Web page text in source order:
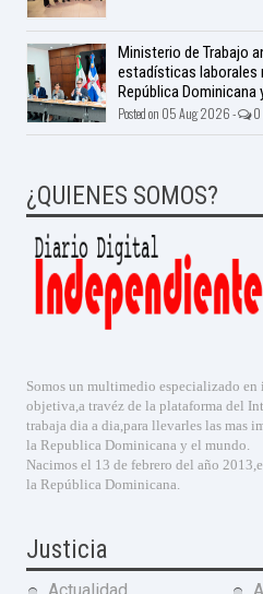
Ministerio de Trabajo
estadísticas laborales
República Dominicana
Posted on 05 Aug 2026 - 0
¿QUIENES SOMOS?
Somos un multimedio especializado en
objetiva,a travéz de la plataforma del
trabaja dia a dia,para llevarles las mas
la Republica Dominicana y el mundo.
Nacimos el 13 de febrero del año
la República Dominicana.
Justicia